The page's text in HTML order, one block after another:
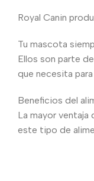
Royal Canin
Tu mascota
Ellos son parte
que necesita
Beneficios del
La mayor
este tipo de